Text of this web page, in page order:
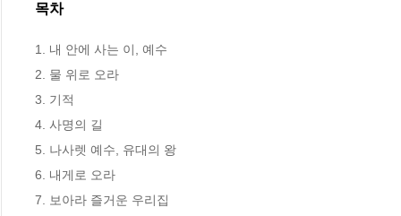
목차
1. 내 안에 사는 이, 예수
2. 물 위로 오라
3. 기적
4. 사명의 길
5. 나사렛 예수, 유대의 왕
6. 내게로 오라
7. 보아라 즐거운 우리집